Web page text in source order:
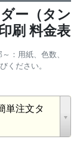
ー（タン
刷 料金表
：用紙、色数、
ください。
単注文タ